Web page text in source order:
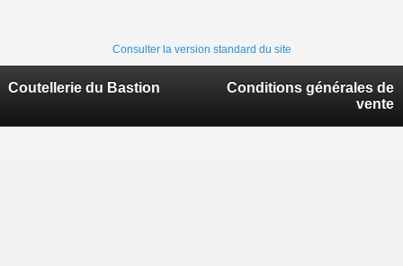
Consulter la version standard du site
Coutellerie du Bastion
Conditions générales de
vente